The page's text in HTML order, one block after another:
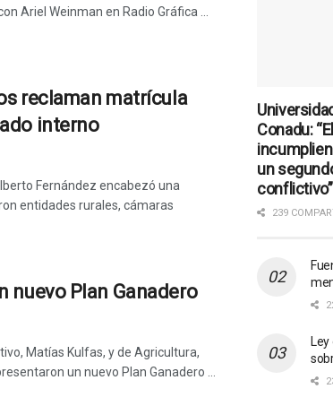
Ariel Weinman en Radio Gráfica ...
reclaman matrícula
interno
Fernández encabezó una
entidades rurales, cámaras
nuevo Plan Ganadero
Matías Kulfas, y de Agricultura,
un nuevo Plan Ganadero ...
Conadu:
un
conflictivo”
239